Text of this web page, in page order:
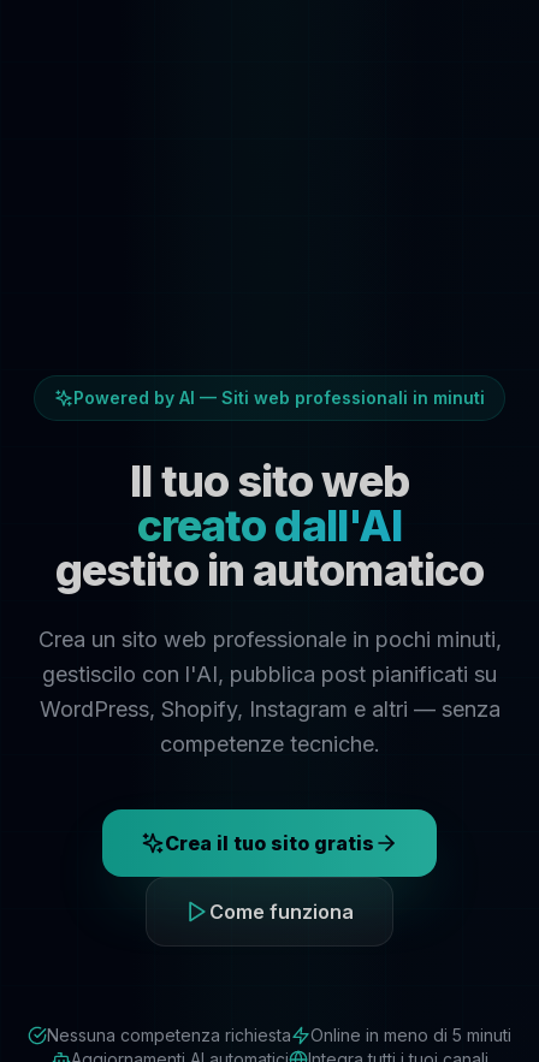
Powered by AI — Siti web professionali in minuti
Il tuo sito web
creato dall'AI
gestito in automatico
Crea un sito web professionale in pochi minuti,
gestiscilo con l'AI, pubblica post pianificati su
WordPress, Shopify, Instagram e altri — senza
competenze tecniche.
Crea il tuo sito gratis
Come funziona
Nessuna competenza richiesta
Online in meno di 5 minuti